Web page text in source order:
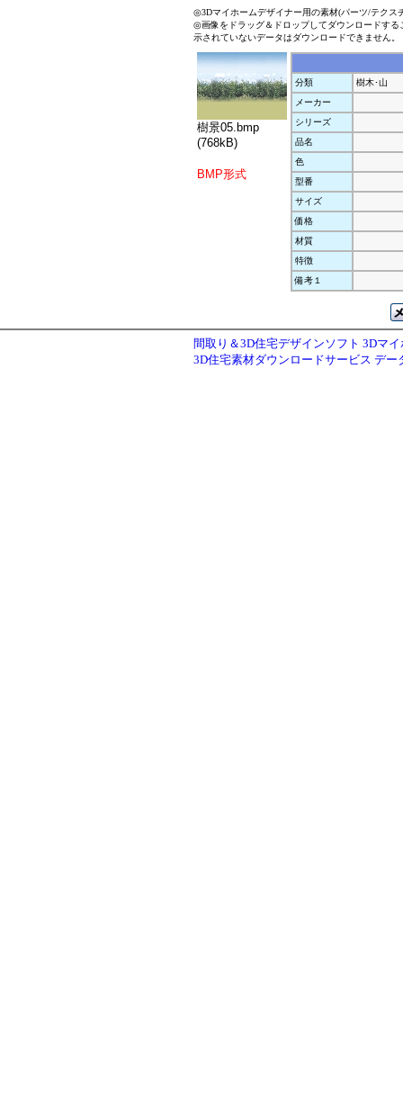
◎3Dマイホームデザイナー用の素材(パーツ/テクス
◎画像をドラッグ＆ドロップしてダウンロードす
示されていないデータはダウンロードできません。
樹景05.bmp
(768kB)
BMP形式
分類
樹木･山
メーカー
シリーズ
品名
色
型番
サイズ
価格
材質
特徴
備考１
間取り＆3D住宅デザインソフト 3Dマ
3D住宅素材ダウンロードサービス デー